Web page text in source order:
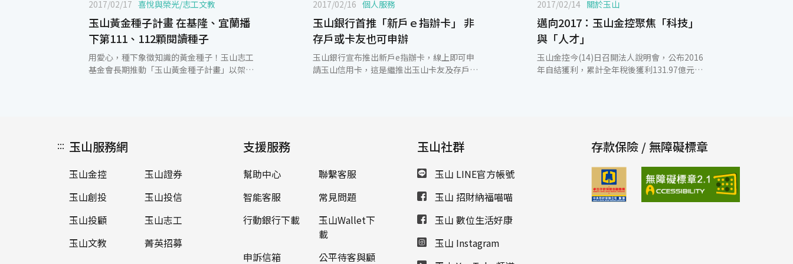
2017/02/17 喜悅與榮光/志工文教
玉山黃金種子計畫 在基隆、宜蘭播
下第111、112顆閱讀種子
用愛心，種下象徵知識的黃金種子！玉山志工
基金會長期推動「玉山黃金種子計畫」以架起
訪談時，發現基隆市中正國小的教學團隊高度
參與學校非常具有特色的閱讀推廣活動，如科
學主題書展、種子說書人以及將閱讀與桌遊結
合的桌遊享樂卡…等，都看到閱讀推廣的具體
成果。中正國小林校長則表示，期待在玉山圖
書館永續、在地深耕的發展理念下，讓中正的
子弟徜徉於溫馨舒適的閱讀環境中，未來也將
作為開啟孩子智慧的鑰匙。 宜蘭縣頭城國小黃
校長說，教育是希望的工程，更是一種行為持
2017/02/16 個人服務
玉山銀行首推「新戶ｅ指辦卡」 非
存戶或卡友也可申辦
玉山銀行宣布推出新戶e指辦卡，線上即可申
請玉山信用卡，這是繼推出玉山卡友及存戶e
三步驟，辦卡e指就可完成。若已是玉山銀行
存戶或卡友，輸入顧客基本資料及手機簡訊密
碼完成身分認證後，填寫完整資料送出，即完
成申辦作業，相較以往需列印申請書簽名及郵
寄資料更為方便。 玉山銀行致力推行節能減
碳、環境保護與環境教育，持續推出打造公
益、環保的信用卡服務，線上辦卡不僅節省顧
客書寫申請資料的時間、免去郵寄資料的路
程，還可減少紙張的用量，與顧客共同打造減
碳、健康、樂活的生活環境，共創更美好的未
2017/02/14 關於玉山
邁向2017：玉山金控聚焦「科技」
與「人才」
玉山金控今(14)日召開法人說明會，公布2016
年自結獲利，累計全年稅後獲利131.97億元，
Lab」及啟動「2017人才招募計畫」，將廣納
資訊科技、數理統計、風險管理、洗錢防制、
財金商管等人才共計500位，其中包含MA(儲
備幹部)及TMA(科技儲備幹部) 30位。另外，
為了台灣希望的未來，鼓勵玉山人培育優秀的
下一代，領先同業成立「玉山寶貝成長基
::: 玉山服務網
玉山金控
玉山證券
玉山創投
玉山投信
玉山投顧
玉山志工
玉山文教
菁英招募
支援服務
幫助中心
聯繫客服
智能客服
常見問題
行動銀行下載
玉山Wallet下
載
申訴信箱
公平待客與顧
玉山社群
玉山 LINE官方帳號
玉山 招財納福喵喵
玉山 數位生活好康
玉山 Instagram
存款保險 / 無障礙標章